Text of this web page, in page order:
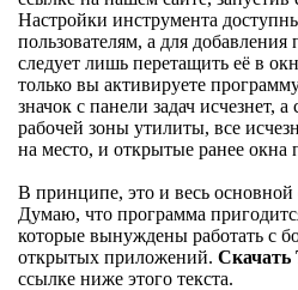
Настройки инструмента
пользователям, а для
следует лишь перетащить её в
только вы активируете
значок с панели задач исчезнет,
рабочей зоны утилиты, все
на место, и открытые ранее окна
В принципе, это и весь
Думаю, что программа
которые вынуждены работать с
открытых приложений. Скачать
ссылке ниже этого текста.